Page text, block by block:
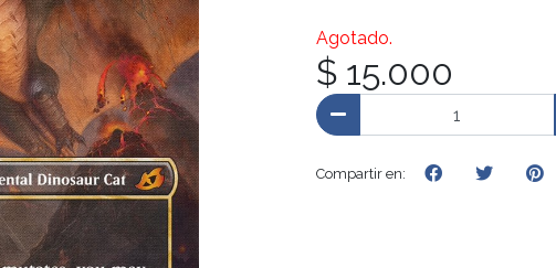
Agotado.
$ 15.000
Compartir en: